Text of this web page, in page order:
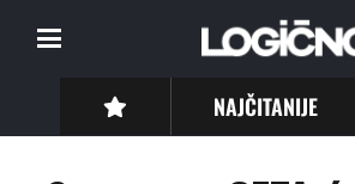
NAJČITANIJE